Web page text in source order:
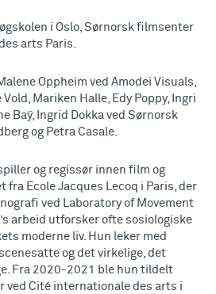
i Oslo, Sørnorsk filmsenter
arts Paris.
Oppheim ved Amodei Visuals,
Mariken Halle, Edy Poppy, Ingri
Baÿ, Ingrid Dokka ved Sørnorsk
og Petra Casale.
og regissør innen film og
fra Ecole Jacques Lecoq i Paris, der
ved Laboratory of Movement
arbeid utforsker ofte sosiologiske
moderne liv. Hun leker med
og det virkelige, det
Fra 2020-2021 ble hun tildelt
ved Cité internationale des arts i